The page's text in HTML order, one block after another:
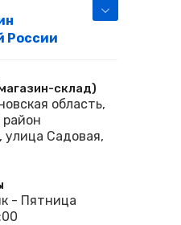
России
склад)
область,
улица Садовая,
- Пятница